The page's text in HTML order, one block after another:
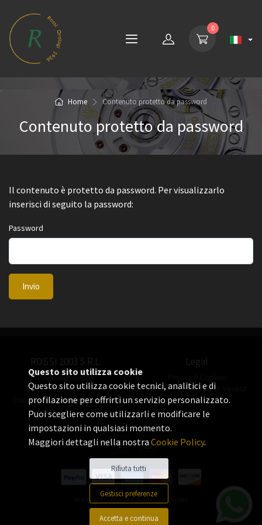
0
Home Contenuto protetto da password
Contenuto protetto da password
Il contenuto è protetto da password. Per visualizzarlo
inserisci di seguito la password:
Password
Invio
ROSSI 2003 S.R.L.
P.IVA 06655560156
+39 02 3360 8378
manuel.rossi@rossiorologi.com
Legal
Termini e Condizioni di Vendita
© All rights reserved. Made by
Questo sito utilizza cookie
Questo sito utilizza cookie tecnici, analitici e di
profilazione per offrirti un servizio personalizzato.
Puoi scegliere come utilizzarli e modificare le
impostazioni in qualsiasi momento.
Maggiori dettagli nella nostraCookie Policy.
Rifiuta tutti
Gestisci preferenze
Accetta e continua